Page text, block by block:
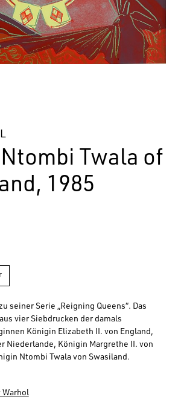
Twala of
1985
seiner Serie „Reigning Queens“. Das
vier Siebdrucken der damals
Königin Elizabeth II. von England,
Niederlande, Königin Margrethe II. von
Ntombi Twala von Swasiland.
Warhol